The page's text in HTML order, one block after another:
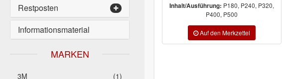
Restposten
Informationsmaterial
MARKEN
(1)
3M
Inhalt/Ausführung:P180, P240, P320,
P400, P500